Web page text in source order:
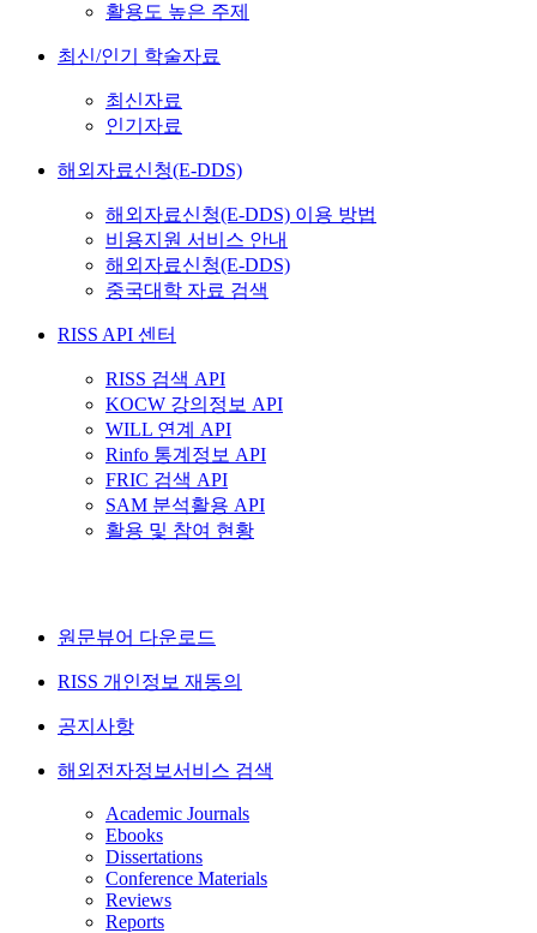
활용도 높은 주제
최신/인기 학술자료
최신자료
인기자료
해외자료신청(E-DDS)
해외자료신청(E-DDS) 이용 방법
비용지원 서비스 안내
해외자료신청(E-DDS)
중국대학 자료 검색
RISS API 센터
RISS 검색 API
KOCW 강의정보 API
WILL 연계 API
Rinfo 통계정보 API
FRIC 검색 API
SAM 분석활용 API
활용 및 참여 현황
원문뷰어 다운로드
RISS 개인정보 재동의
공지사항
해외전자정보서비스 검색
Academic Journals
Ebooks
Dissertations
Conference Materials
Reviews
Reports